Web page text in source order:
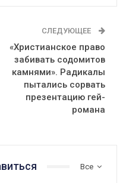
СЛЕДУЮЩЕЕ
«Христианское право
забивать содомитов
камнями». Радикалы
пытались сорвать
презентацию гей-
романа
Все